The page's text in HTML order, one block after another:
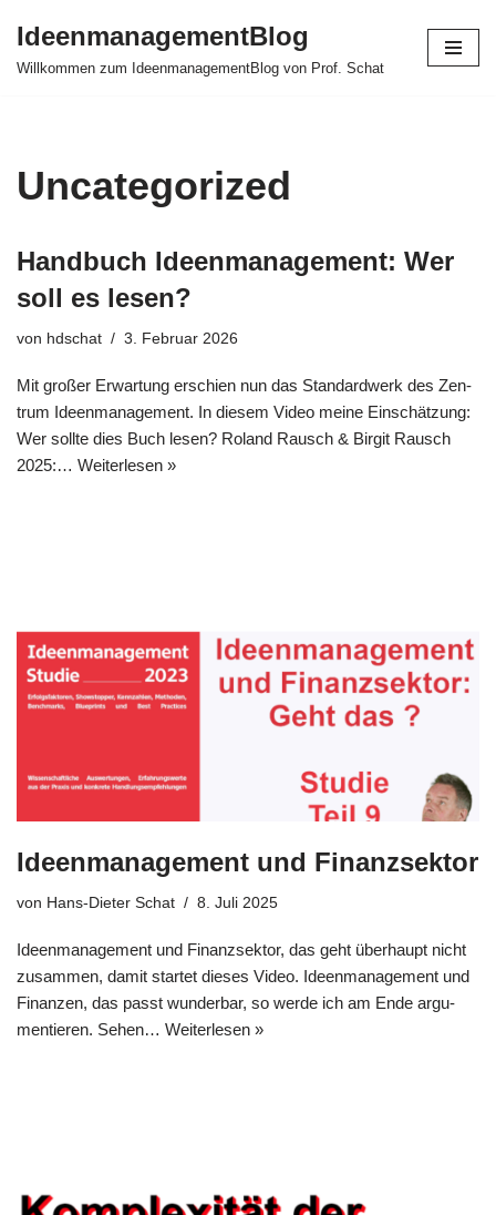
Zum
IdeenmanagementBlog
Willkommen zum IdeenmanagementBlog von Prof. Schat
Uncategorized
Handbuch Ideenmanagement: Wer
soll es lesen?
von hdschat 3. Februar 2026
Mit gro­ßer Erwar­tung erschien nun das Stan­dard­werk des Zen­
trum Ideen­ma­nage­ment. In die­sem Video mei­ne Ein­schät­zung:
Wer soll­te dies Buch lesen? Roland Rausch & Bir­git Rausch
2025:… Wei­ter­le­sen »
Ideenmanagement und Finanzsektor
von Hans-Dieter Schat 8. Juli 2025
Ideen­ma­nage­ment und Finanz­sek­tor, das geht über­haupt nicht
zusam­men, damit star­tet die­ses Video. Ideen­ma­nage­ment und
Finan­zen, das passt wun­der­bar, so wer­de ich am Ende argu­
men­tie­ren. Sehen… Wei­ter­le­sen »